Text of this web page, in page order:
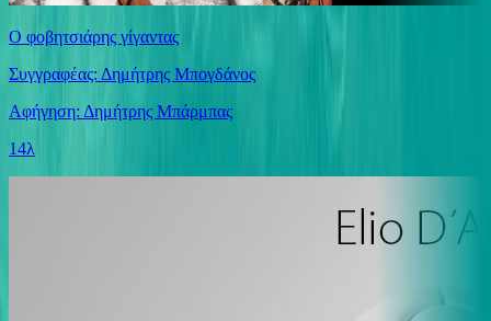
Ο φοβητσιάρης γίγαντας
Συγγραφέας: Δημήτρης Μπογδάνος
Αφήγηση: Δημήτρης Μπάρμπας
14λ